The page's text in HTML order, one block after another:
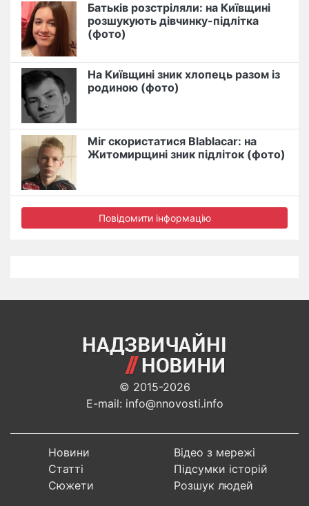
Батьків розстріляли: на Київщині
розшукують дівчинку-підлітка
(фото)
На Київщині зник хлопець разом із
родиною (фото)
Міг скористатися Blablacar: на
Житомирщині зник підліток (фото)
Повідомити інформацію
© 2015-2026
E-mail: info@nnovosti.info
Новини
Статті
Сюжети
Відео з мережі
Підсумки історій
Розшук людей